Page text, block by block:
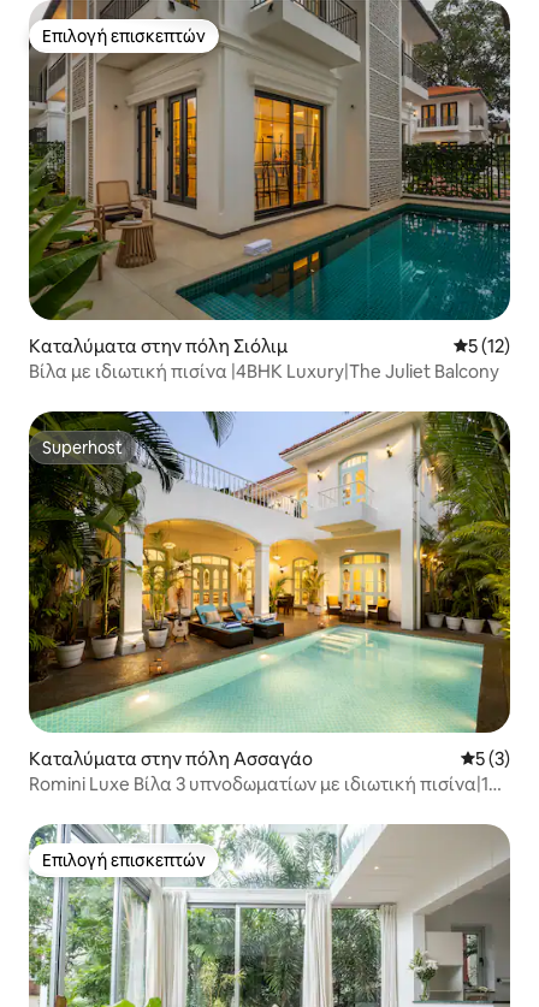
Επιλογή επισκεπτών
Επιλογή επισκεπτών
Καταλύματα στην πόλη Σιόλιμ Μέση
5 (12)
Βίλα με ιδιωτική πισίνα |4BHK Luxury|The Juliet Balcony
Superhost
Superhost
Καταλύματα στην πόλη Ασσαγάο Μέση
5 (3)
Romini Luxe Βίλα 3 υπνοδωματίων με ιδιωτική πισίνα|15
Επιλογή επισκεπτών
Επιλογή επισκεπτών